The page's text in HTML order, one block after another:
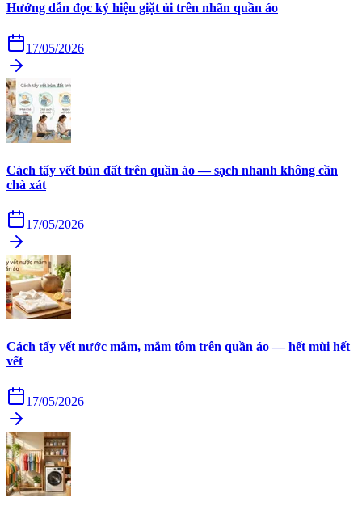
Hướng dẫn đọc ký hiệu giặt ủi trên nhãn quần áo
17/05/2026
Cách tẩy vết bùn đất trên quần áo — sạch nhanh không cần
chà xát
17/05/2026
Cách tẩy vết nước mắm, mắm tôm trên quần áo — hết mùi hết
vết
17/05/2026